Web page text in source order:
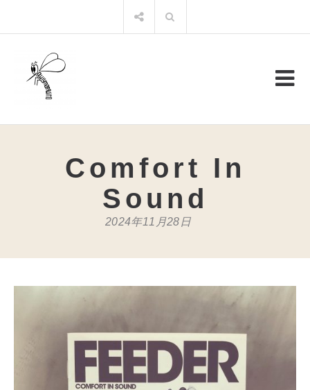
キ
索:
Comfort In
Sound
2024年11月28日